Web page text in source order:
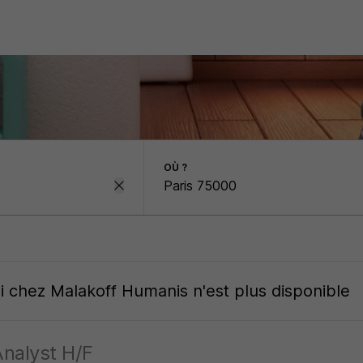
OÙ ?
chez Malakoff Humanis n'est plus disponible
H/F